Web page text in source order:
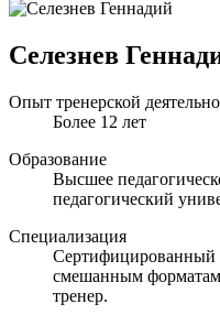
Селезнев
Опыт тренерской
Более 12 лет
Образование
Высшее
педагогический
Специализация
Сертифицированный
смешанным
тренер.